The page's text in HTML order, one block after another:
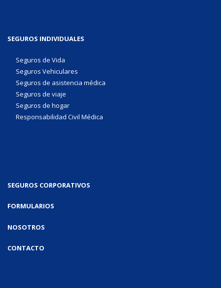
SEGUROS INDIVIDUALES
Seguros de Vida
Seguros Vehiculares
Seguros de asistencia médica
Seguros de viaje
Seguros de hogar
Responsabilidad Civil Médica
SEGUROS CORPORATIVOS
FORMULARIOS
NOSOTROS
CONTACTO